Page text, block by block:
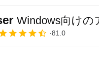
Windows向けの
81.0